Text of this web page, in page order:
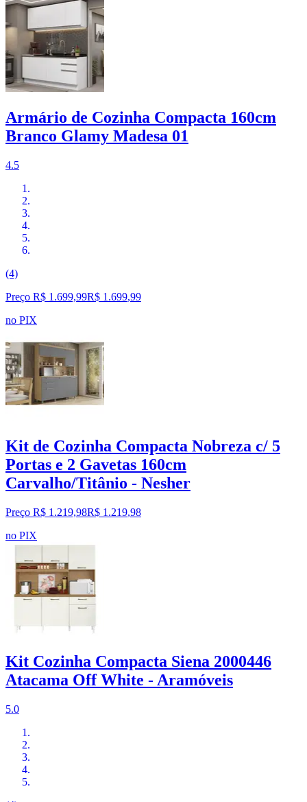
Armário de Cozinha Compacta 160cm
Branco Glamy Madesa 01
4.5
(4)
Preço R$ 1.699,99R$ 1.699,99
no PIX
Kit de Cozinha Compacta Nobreza c/ 5
Portas e 2 Gavetas 160cm
Carvalho/Titânio - Nesher
Preço R$ 1.219,98R$ 1.219,98
no PIX
Kit Cozinha Compacta Siena 2000446
Atacama Off White - Aramóveis
5.0